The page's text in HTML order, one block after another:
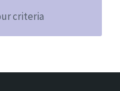
criteria